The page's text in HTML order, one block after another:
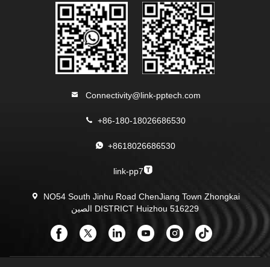
Connectivity@link-pptech.com
+86-180-18026686530
+8618026686530
link-pp7
NO54 South Jinhu Road ChenJiang Town Zhongkai
DISTRICT Huizhou 516229 الصين